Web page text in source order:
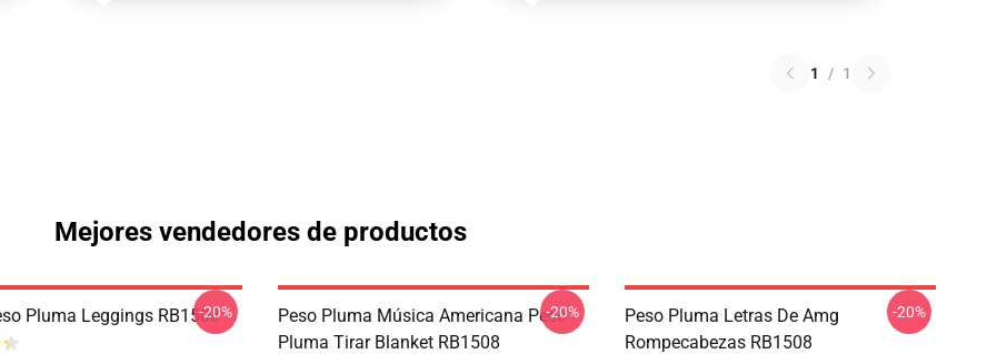
1 / 1
Mejores vendedores de productos
Pluma Leggings RB1508
-20%
Peso Pluma Música Americana Peso
Pluma Tirar Blanket RB1508
-20%
Peso Pluma Letras De Amg
Rompecabezas RB1508
-20%